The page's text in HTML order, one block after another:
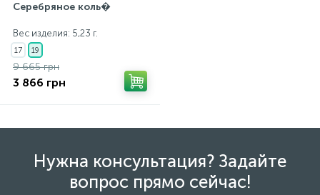
Серебряное коль�
Вес изделия: 5,23 г.
17 19
9 665 грн
3 866 грн
Нужна консультация? Задайте
вопрос прямо сейчас!